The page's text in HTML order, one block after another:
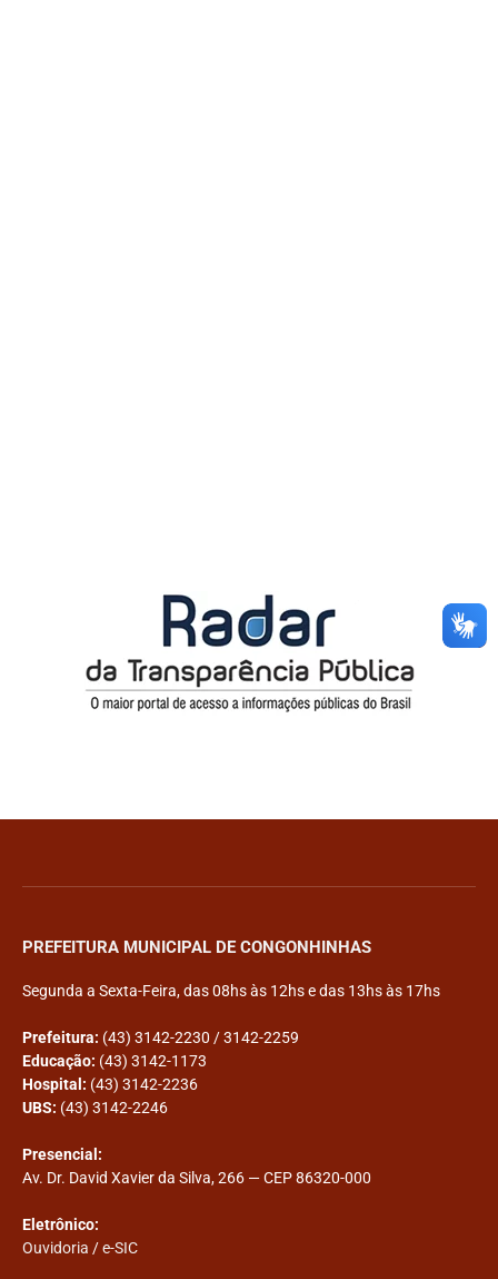
PREFEITURA MUNICIPAL DE CONGONHINHAS
Segunda a Sexta-Feira, das 08hs às 12hs e das 13hs às 17hs
Prefeitura: (43) 3142-2230 / 3142-2259
Educação: (43) 3142-1173
Hospital: (43) 3142-2236
UBS: (43) 3142-2246
Presencial:
Av. Dr. David Xavier da Silva, 266 — CEP 86320-000
Eletrônico:
Ouvidoria /e-SIC